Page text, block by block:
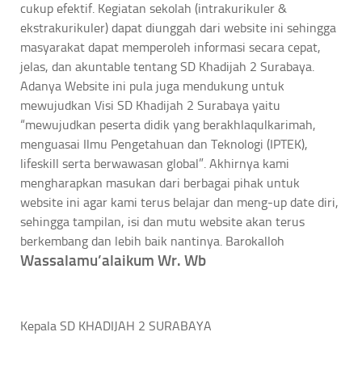
cukup efektif. Kegiatan sekolah (intrakurikuler &
ekstrakurikuler) dapat diunggah dari website ini sehingga
masyarakat dapat memperoleh informasi secara cepat,
jelas, dan akuntable tentang SD Khadijah 2 Surabaya.
Adanya Website ini pula juga mendukung untuk
mewujudkan Visi SD Khadijah 2 Surabaya yaitu
“mewujudkan peserta didik yang berakhlaqulkarimah,
menguasai Ilmu Pengetahuan dan Teknologi (IPTEK),
lifeskill serta berwawasan global”. Akhirnya kami
mengharapkan masukan dari berbagai pihak untuk
website ini agar kami terus belajar dan meng-up date diri,
sehingga tampilan, isi dan mutu website akan terus
berkembang dan lebih baik nantinya. Barokalloh
Wassalamu’alaikum Wr. Wb
Kepala SD KHADIJAH 2 SURABAYA